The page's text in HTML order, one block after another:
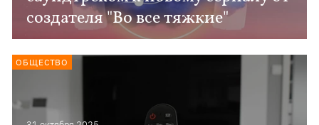
создателя "Во все тяжкие"
ОБЩЕСТВО